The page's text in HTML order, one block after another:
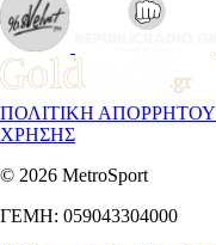
ΠΟΛΙΤΙΚΗ ΑΠΟΡΡΗΤΟΥ
ΧΡΗΣΗΣ
© 2026 MetroSport
ΓΕΜΗ: 059043304000